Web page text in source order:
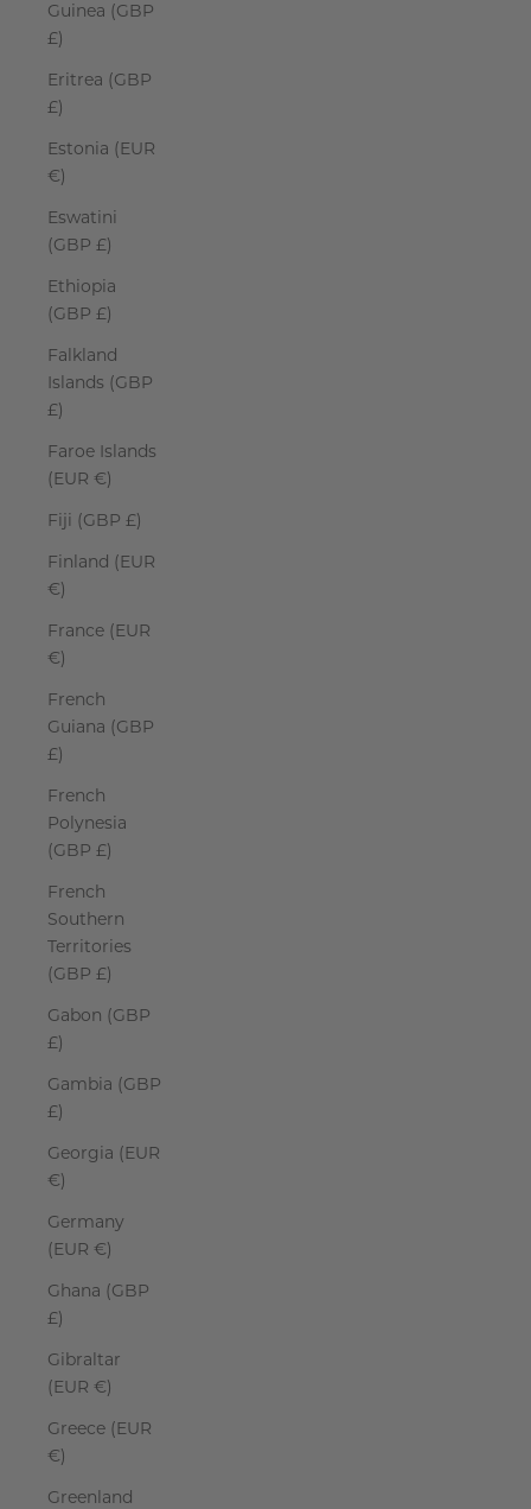
Guinea (GBP
£)
Eritrea (GBP
£)
Estonia (EUR
€)
Eswatini
(GBP £)
Ethiopia
(GBP £)
Falkland
Islands (GBP
£)
Faroe Islands
(EUR €)
Fiji (GBP £)
Finland (EUR
€)
France (EUR
€)
French
Guiana (GBP
£)
French
Polynesia
(GBP £)
French
Southern
Territories
(GBP £)
Gabon (GBP
£)
Gambia (GBP
£)
Georgia (EUR
€)
Germany
(EUR €)
Ghana (GBP
£)
Gibraltar
(EUR €)
Greece (EUR
€)
Greenland